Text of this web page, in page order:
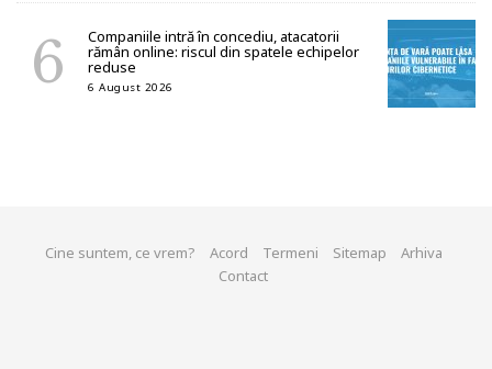
Companiile intră în concediu, atacatorii
rămân online: riscul din spatele echipelor
reduse
6 August 2026
Cine suntem, ce vrem? Acord Termeni Sitemap
Arhiva
Contact